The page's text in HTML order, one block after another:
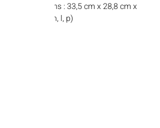
Dimensions : 33,5 cm x 28,8 cm x
46,5 cm (h, l, p)